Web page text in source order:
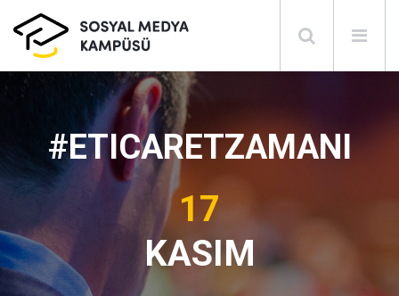
#ETICARETZAMANI
17
KASIM